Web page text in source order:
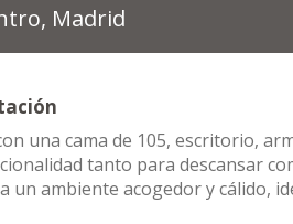
Madrid
una cama de 105, escritorio,
tanto para descansar
un ambiente acogedor y cálido,